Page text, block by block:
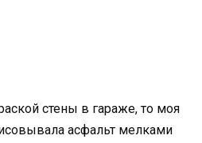
стены в гараже, то моя
асфальт мелками